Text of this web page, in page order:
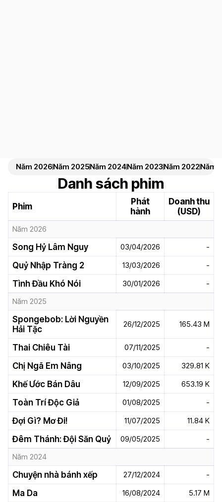
Năm 2026Năm 2025Năm 2024Năm 2023Năm 2022Năm
Danh sách phim
Phim
Phát
hành
Doanh thu
(USD)
Năm 2026
Song Hỷ Lâm Nguy 03/04/2026 -
Quỷ Nhập Tràng 2 13/03/2026 -
Tình Đầu Khó Nói 30/01/2026
-
Năm 2025
Spongebob: Lời Nguyền
Hải Tặc
26/12/2025 165.43 M
Thai Chiêu Tài 07/11/2025 -
Chị Ngã Em Nâng 03/10/2025 329.81 K
Khế Ước Bán Dâu 12/09/2025 653.19 K
Toàn Trí Độc Giả 01/08/2025 -
Đợi Gì? Mơ Đi! 11/07/2025 11.84 K
Đêm Thánh: Đội Săn Quỷ 09/05/2025
-
Năm 2024
Chuyện nhà bánh xếp 27/12/2024 -
Ma Da 16/08/2024
5.17 M